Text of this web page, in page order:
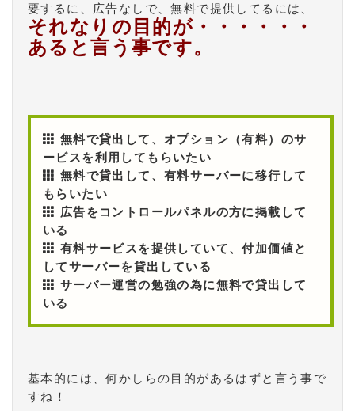
要するに、広告なしで、無料で提供してるには、
それなりの目的が・・・・・・
あると言う事です。
無料で貸出して、オプション（有料）のサ
ービスを利用してもらいたい
無料で貸出して、有料サーバーに移行して
もらいたい
広告をコントロールパネルの方に掲載して
いる
有料サービスを提供していて、付加価値と
してサーバーを貸出している
サーバー運営の勉強の為に無料で貸出して
いる
基本的には、何かしらの目的があるはずと言う事で
すね！